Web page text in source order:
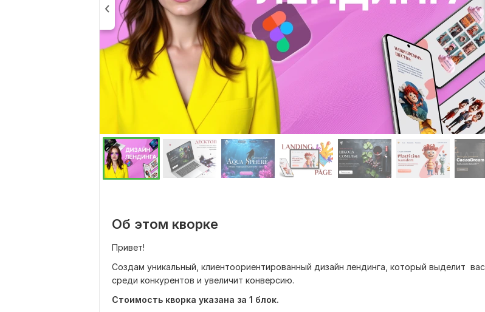
Об этом кворке
Привет!
Создам уникальный, клиентоориентированный дизайн лендинга, который выделит вас
среди конкурентов и увеличит конверсию.
Стоимость кворка указана за 1 блок.